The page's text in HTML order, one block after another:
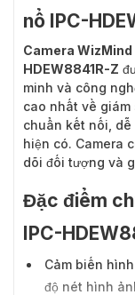
nổ IPC-
Camera
HDEW8841R-Z
minh và công
cao nhất về
chuẩn kết nối,
hiện có. Camera
dõi đối tượng và
Đặc điểm
IPC-
Cảm biến
độ nét hình